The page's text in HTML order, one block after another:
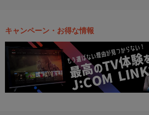
キャンペーン・お得な情報